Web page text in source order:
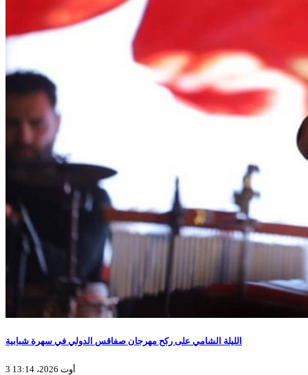
الليلة الشامي على ركح مهرجان صفاقس الدولي في سهرة شبابية
3 أوت 2026، 13:14